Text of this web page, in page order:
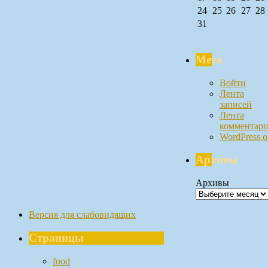
24 25 26 27 28
31
Мета
Войти
Лента
записей
Лента
Архивы
Архивы
Версия для слабовидящих
Страницы
food